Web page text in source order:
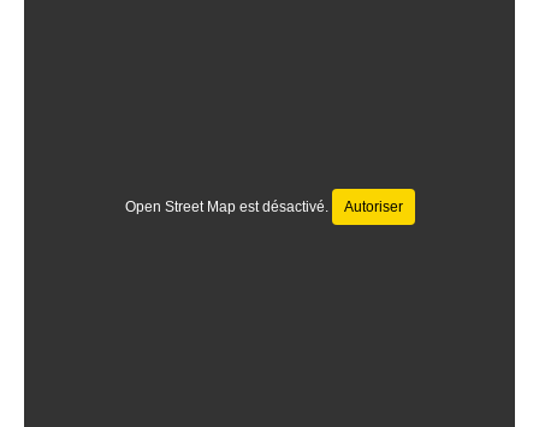
Open Street Map est désactivé. Autoriser